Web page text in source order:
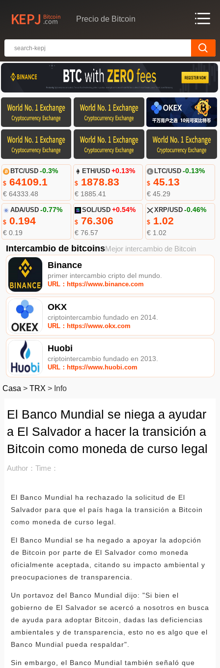
Precio de Bitcoin
BTC/USD -0.3%
$64109.1
€ 64333.48
ETH/USD +0.13%
$ 1878.83
€ 1885.41
LTC/USD -0.13%
$45.13
€ 45.29
ADA/USD -0.77%
$0.194
€ 0.19
SOL/USD +0.54%
$ 76.306
€ 76.57
XRP/USD -0.46%
$1.02
€ 1.02
Intercambio de bitcoinsMejor intercambio de Bitcoin
Binance
primer intercambio cripto del mundo.
URL：https://www.binance.com
OKX
criptointercambio fundado en 2014.
URL：https://www.okx.com
Huobi
criptointercambio fundado en 2013.
URL：https://www.huobi.com
Casa > TRX > Info
El Banco Mundial se niega a ayudar
a El Salvador a hacer la transición a
Bitcoin como moneda de curso legal
Author： Time：
El Banco Mundial ha rechazado la solicitud de El
Salvador para que el país haga la transición a Bitcoin
como moneda de curso legal.
El Banco Mundial se ha negado a apoyar la adopción
de Bitcoin por parte de El Salvador como moneda
oficialmente aceptada, citando su impacto ambiental y
preocupaciones de transparencia.
Un portavoz del Banco Mundial dijo: "Si bien el
gobierno de El Salvador se acercó a nosotros en busca
de ayuda para adoptar Bitcoin, dadas las deficiencias
ambientales y de transparencia, esto no es algo que el
Banco Mundial pueda respaldar".
Sin embargo, el Banco Mundial también señaló que